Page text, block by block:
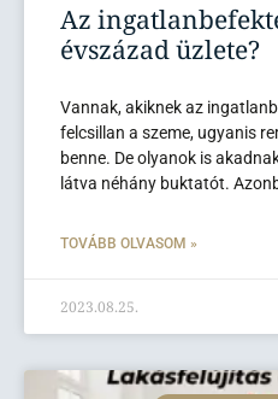
Az
évszázad üzlete?
Vannak, akiknek az
felcsillan a szeme, ugyanis
benne. De olyanok is
látva néhány buktatót.
TOVÁBB OLVASOM »
2023.08.25.